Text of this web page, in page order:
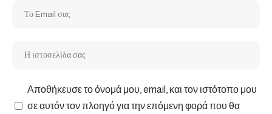
Αποθήκευσε το όνομά μου, email, και τον ιστότοπο μου
σε αυτόν τον πλοηγό για την επόμενη φορά που θα